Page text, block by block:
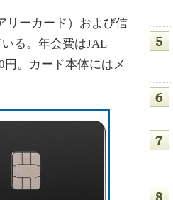
リーカード）および信
る。年会費はJAL
円。カード本体にはメ